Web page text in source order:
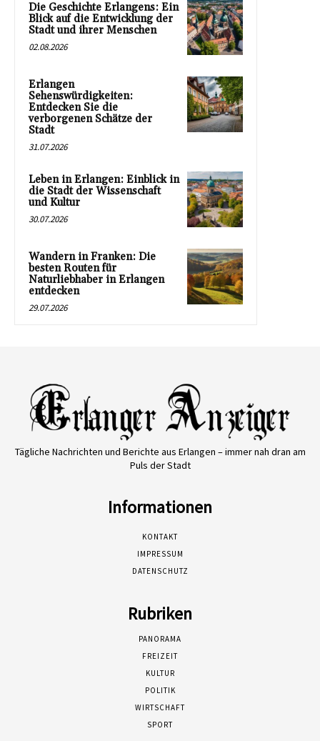
Die Geschichte Erlangens: Ein
Blick auf die Entwicklung der
Stadt und ihrer Menschen
02.08.2026
Erlangen
Sehenswürdigkeiten:
Entdecken Sie die
verborgenen Schätze der
Stadt
31.07.2026
Leben in Erlangen: Einblick in
die Stadt der Wissenschaft
und Kultur
30.07.2026
Wandern in Franken: Die
besten Routen für
Naturliebhaber in Erlangen
entdecken
29.07.2026
Tägliche Nachrichten und Berichte aus Erlangen – immer nah dran am
Puls der Stadt
Informationen
KONTAKT
IMPRESSUM
DATENSCHUTZ
Rubriken
PANORAMA
FREIZEIT
KULTUR
POLITIK
WIRTSCHAFT
SPORT